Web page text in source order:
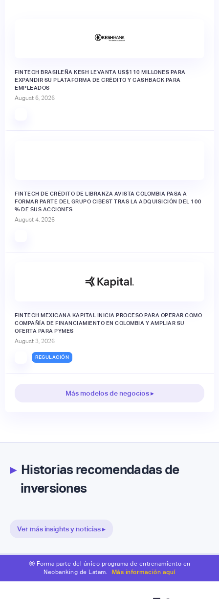
FINTECH BRASILEÑA KESH LEVANTA US$110 MILLONES PARA
EXPANDIR SU PLATAFORMA DE CRÉDITO Y CASHBACK PARA
EMPLEADOS
August 6, 2026
FINTECH DE CRÉDITO DE LIBRANZA AVISTA COLOMBIA PASA A
FORMAR PARTE DEL GRUPO CIBEST TRAS LA ADQUISICIÓN DEL 100
% DE SUS ACCIONES
August 4, 2026
FINTECH MEXICANA KAPITAL INICIA PROCESO PARA OPERAR COMO
COMPAÑÍA DE FINANCIAMIENTO EN COLOMBIA Y AMPLIAR SU
OFERTA PARA PYMES
August 3, 2026
REGULACIÓN
Más modelos de negocios ▸
▸Historias recomendadas de
inversiones
Ver más insights y noticias ▸
🤩 Forma parte del único programa de entrenamiento en
Neobanking de Latam.
Más información aquí